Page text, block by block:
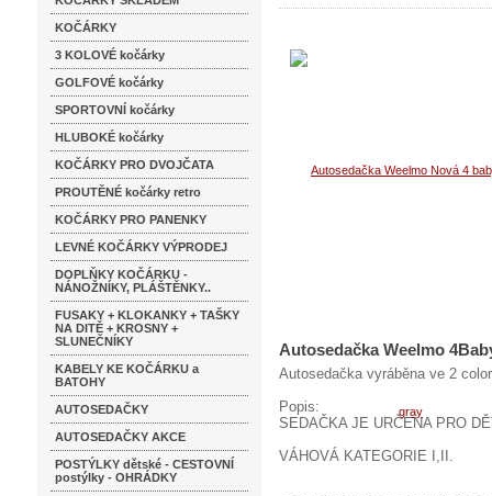
KOČÁRKY
3 KOLOVÉ kočárky
GOLFOVÉ kočárky
SPORTOVNÍ kočárky
HLUBOKÉ kočárky
KOČÁRKY PRO DVOJČATA
PROUTĚNÉ kočárky retro
KOČÁRKY PRO PANENKY
LEVNÉ KOČÁRKY VÝPRODEJ
DOPLŇKY KOČÁRKU -
NÁNOŽNÍKY, PLÁŠTĚNKY..
FUSAKY + KLOKANKY + TAŠKY
NA DITĚ + KROSNY +
SLUNEČNÍKY
KABELY KE KOČÁRKU a
BATOHY
AUTOSEDAČKY
AUTOSEDAČKY AKCE
POSTÝLKY dětské - CESTOVNÍ
postýlky - OHRÁDKY
Autosedačka Weelmo
Autosedačka vyráběna ve 2
Popis:
SEDAČKA JE URČENA PRO
VÁHOVÁ KATEGORIE I,II.